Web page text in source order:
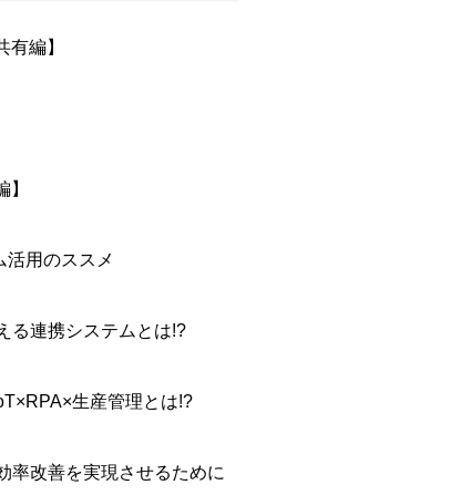
編】
用のススメ
る連携システムとは!?
生産管理とは!?
率改善を実現させるために